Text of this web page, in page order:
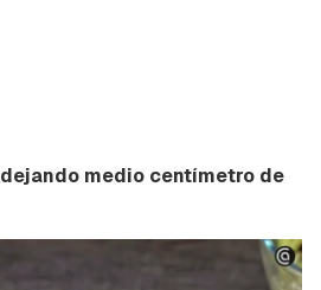
dejando medio centímetro de